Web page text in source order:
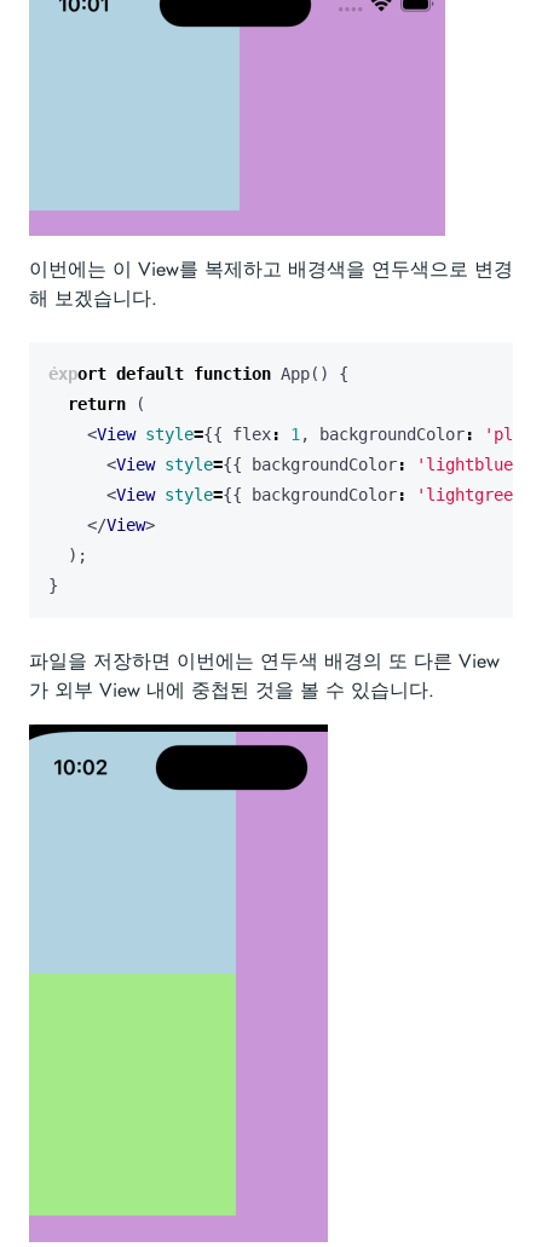
이번에는 이 View를 복제하고 배경색을 연두색으로 변경
해 보겠습니다.
export default function App()
{
return
(
<View style={{ flex: 1, backgroundColor:
'plum'
<View style={{ backgroundColor: 'lightblue'
<View style={{ backgroundColor: 'lightgreen'
</View>
);
}
파일을 저장하면 이번에는 연두색 배경의 또 다른 View
가 외부 View 내에 중첩된 것을 볼 수 있습니다.